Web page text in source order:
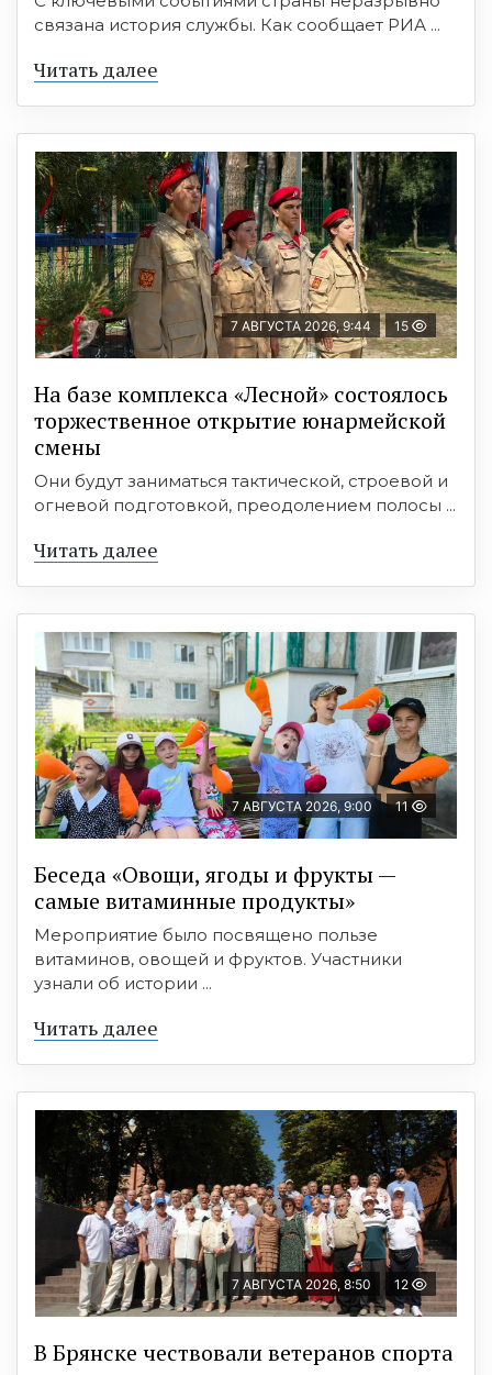
связана история службы. Как сообщает РИА ...
Читать далее
7 АВГУСТА 2026, 9:44 15
На базе комплекса «Лесной» состоялось
торжественное открытие юнармейской
смены
Они будут заниматься тактической, строевой и
огневой подготовкой, преодолением полосы ...
Читать далее
7 АВГУСТА 2026, 9:00 11
Беседа «Овощи, ягоды и фрукты —
самые витаминные продукты»
Мероприятие было посвящено пользе
витаминов, овощей и фруктов. Участники
узнали об истории ...
Читать далее
7 АВГУСТА 2026, 8:50 12
В Брянске чествовали ветеранов спорта